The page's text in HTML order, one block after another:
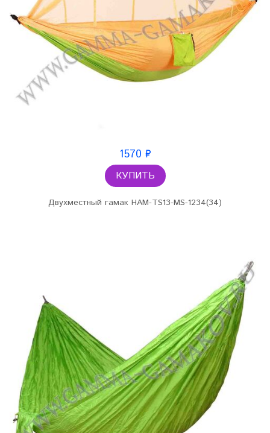
1570 ₽
КУПИТЬ
Двухместный гамак HAM-TS13-MS-1234(34)